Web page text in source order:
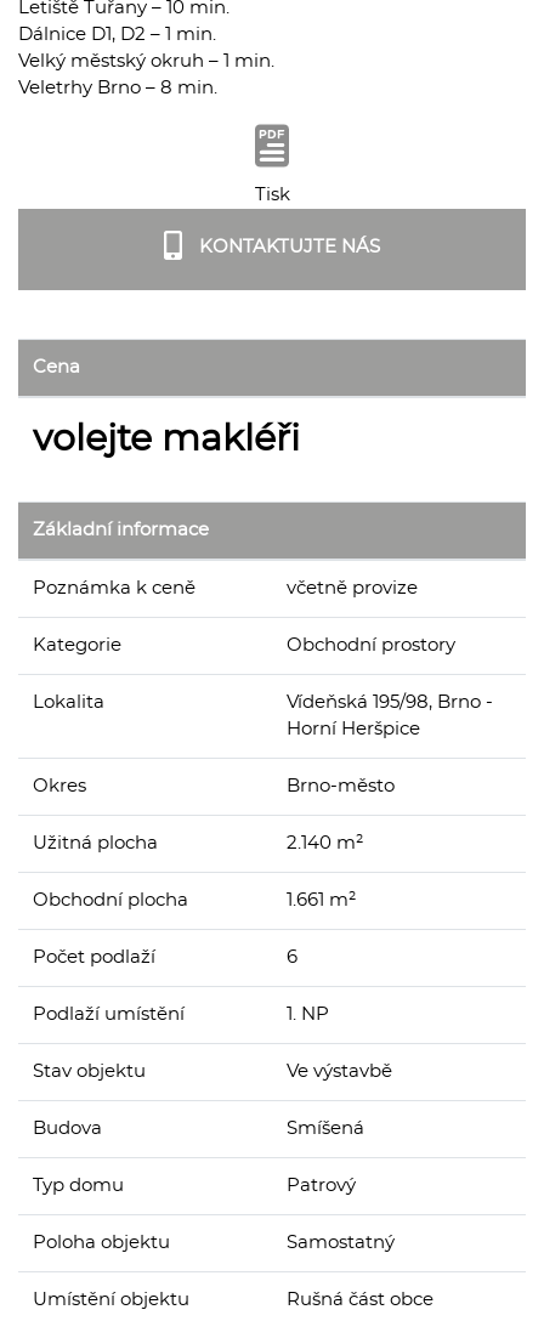
Letiště Tuřany – 10 min.
Dálnice D1, D2 – 1 min.
Velký městský okruh – 1 min.
Veletrhy Brno – 8 min.
Tisk
KONTAKTUJTE NÁS
Cena
volejte makléři
Základní informace
Poznámka k ceně včetně provize
Kategorie Obchodní prostory
Lokalita
Vídeňská 195/98, Brno -
Horní Heršpice
Okres Brno-město
Užitná plocha 2.140 m²
Obchodní plocha 1.661 m²
Počet podlaží 6
Podlaží umístění 1. NP
Stav objektu Ve výstavbě
Budova Smíšená
Typ domu Patrový
Poloha objektu Samostatný
Umístění objektu Rušná část obce